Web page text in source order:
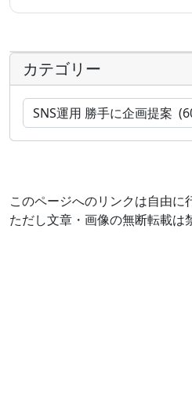
カテゴリー
このページへのリンクは自由に
ただし文章・画像の無断転載は